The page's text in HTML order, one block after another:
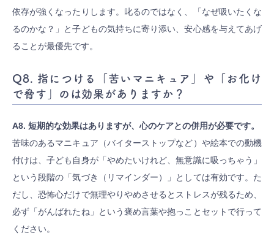
依存が強くなったりします。叱るのではなく、「なぜ吸いたくな
るのかな？」と子どもの気持ちに寄り添い、安心感を与えてあげ
ることが最優先です。
Q8. 指につける「苦いマニキュア」や「お化け
で脅す」のは効果がありますか？
A8. 短期的な効果はありますが、心のケアとの併用が必要です。
苦味のあるマニキュア（バイターストップなど）や絵本での動機
付けは、子ども自身が「やめたいけれど、無意識に吸っちゃう」
という段階の「気づき（リマインダー）」としては有効です。た
だし、恐怖心だけで無理やりやめさせるとストレスが残るため、
必ず「がんばれたね」という褒め言葉や抱っことセットで行って
ください。